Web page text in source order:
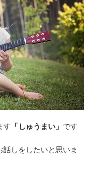
す 「しゅうまい」 です
話しをしたいと思いま